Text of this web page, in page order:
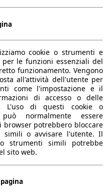
mm
kg
- 1723 l
(komb.)
cookie o strumenti e
le funzioni essenziali del
funzionamento. Vengono
all'attività dell'utente per
come l'impostazione e il
di accesso o delle
L'uso di questi cookie o
normalmente essere
potrebbero bloccare
simili o avvisare l'utente. Il
strumenti simili potrebbe
sito web.